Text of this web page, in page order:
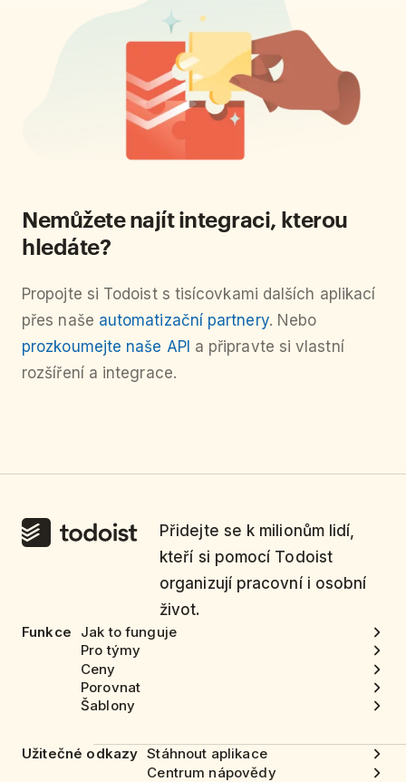
Nemůžete najít integraci, kterou
hledáte?
Propojte si Todoist s tisícovkami dalších aplikací
přes naše automatizační partnery. Nebo
prozkoumejte naše API a připravte si vlastní
rozšíření a integrace.
Přidejte se k milionům lidí,
kteří si pomocí Todoist
organizují pracovní i osobní
život.
Funkce
Jak to funguje
Pro týmy
Ceny
Porovnat
Šablony
Užitečné odkazy Stáhnout aplikace
Centrum nápovědy